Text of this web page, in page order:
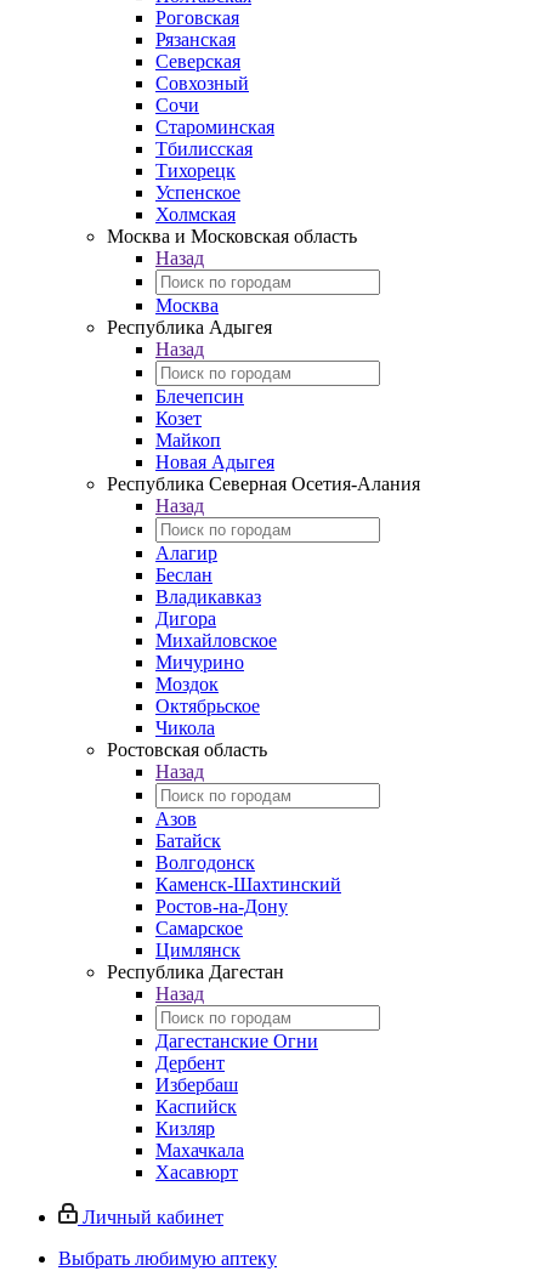
Роговская
Рязанская
Северская
Совхозный
Сочи
Староминская
Тбилисская
Тихорецк
Успенское
Холмская
Москва и Московская область
Назад
Москва
Республика Адыгея
Назад
Блечепсин
Козет
Майкоп
Новая Адыгея
Республика Северная Осетия-Алания
Назад
Алагир
Беслан
Владикавказ
Дигора
Михайловское
Мичурино
Моздок
Октябрьское
Чикола
Ростовская область
Назад
Азов
Батайск
Волгодонск
Каменск-Шахтинский
Ростов-на-Дону
Самарское
Цимлянск
Республика Дагестан
Назад
Дагестанские Огни
Дербент
Избербаш
Каспийск
Кизляр
Махачкала
Хасавюрт
Личный кабинет
Выбрать любимую аптеку